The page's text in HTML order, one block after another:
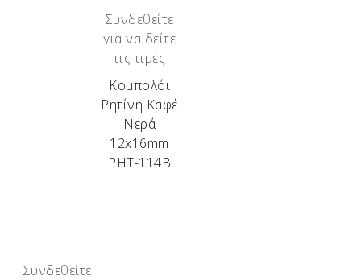
Συνδεθείτε
για να δείτε
τις τιμές
Κομπολόι
Ρητίνη Καφέ
Νερά
12x16mm
ΡΗΤ-114Β
Συνδεθείτε